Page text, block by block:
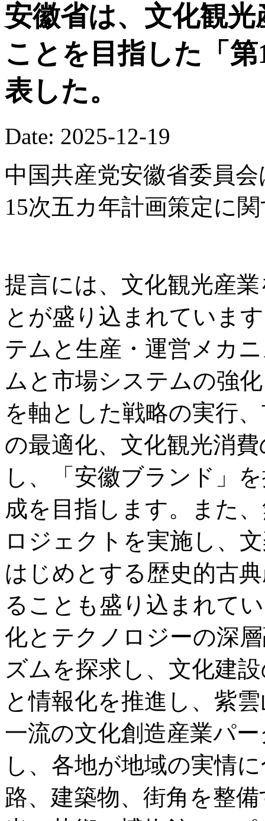
安徽省は、文化観
ことを目指した「
表した。
Date: 2025-12-19
中国共産党安徽省委員
15次五カ年計画策定に
提言には、文化観光産
とが盛り込まれていま
テムと生産・運営メカ
ムと市場システムの強
を軸とした戦略の実行
の最適化、文化観光消
し、「安徽ブランド」
成を目指します。また
ロジェクトを実施し、
はじめとする歴史的古
ることも盛り込まれて
化とテクノロジーの深
ズムを探求し、文化建
と情報化を推進し、紫
一流の文化創造産業パ
し、各地が地域の実情
路、建築物、街角を整